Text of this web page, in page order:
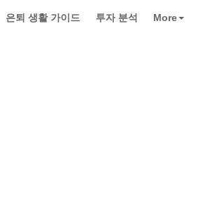
은퇴 생활 가이드 투자 분석 More